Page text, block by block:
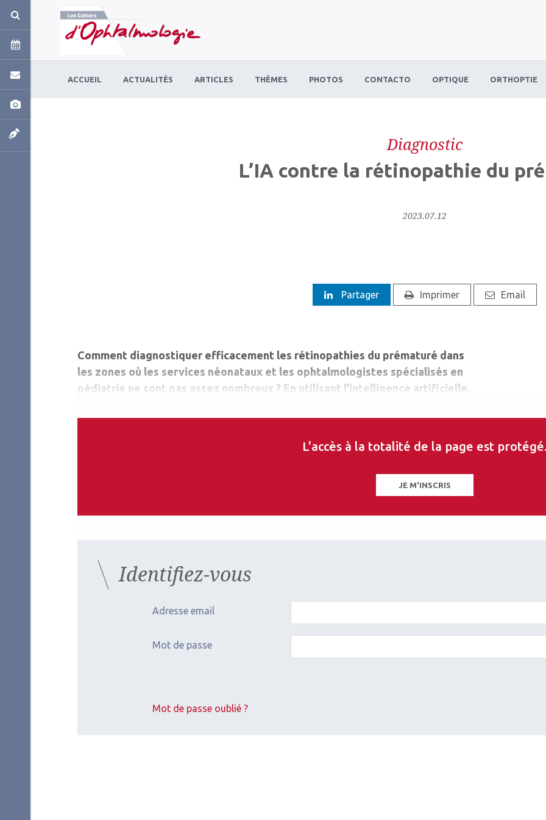
ACCUEIL ACTUALITÉS ARTICLES THÈMES PHOTOS CONTACTO OPTIQUE ORTHOPTIE
Diagnostic
L’IA contre la rétinopathie du
2023.07.12
Partager Imprimer Email
Comment diagnostiquer efficacement les rétinopathies du prématuré dans
les zones où les services néonataux et les ophtalmologistes spécialisés en
pédiatrie ne sont pas assez nombreux ? En utilisant l’intelligence artificielle,
deux modèles d’IA en se basant sur les images de la rétine de 1370 nouveaux
L'accès à la totalité de la page est
JE M'INSCRIS
Identifiez-vous
Adresse email
Mot de passe
Mot de passe oublié ?
Panneau de gestion des cookies